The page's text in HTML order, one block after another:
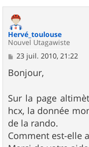
Hervé_toulouse
Nouvel Utagawiste
M
s
s
g
e
23 juil. 2010, 21:22
Bonjour,
Sur la page
hcx, la donnée
de la rando.
Comment est-elle